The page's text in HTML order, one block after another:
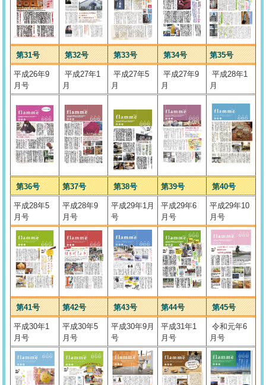
第31号 第32号 第33号 第34号 第35号
平成26年9
月号
平成27年1
月
平成27年5
月
平成27年9
月
平成28年1
月
第36号 第37号 第38号 第39号 第40号
平成28年5
月号
平成28年9
月号
平成29年1月
号
平成29年6
月号
平成29年10
月号
第41号 第42号 第43号 第44号 第45号
平成30年1
月号
平成30年5
月号
平成30年9月
号
平成31年1
月号
令和元年6
月号